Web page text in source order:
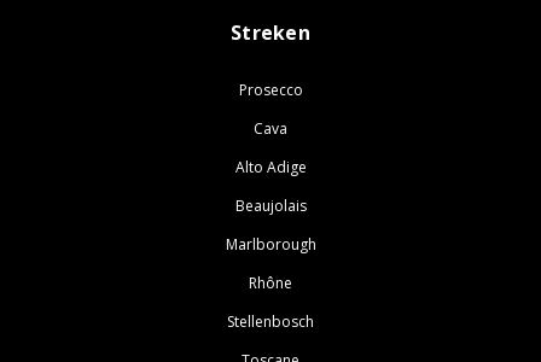
Streken
Prosecco
Cava
Alto Adige
Beaujolais
Marlborough
Rhône
Stellenbosch